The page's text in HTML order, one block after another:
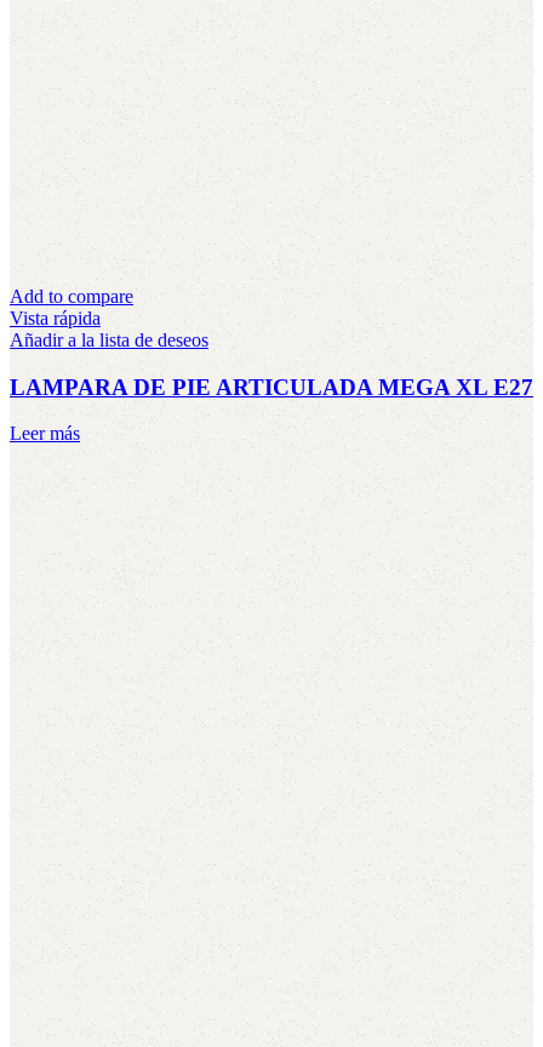
Add to compare
Vista rápida
Añadir a la lista de deseos
LAMPARA DE PIE ARTICULADA MEGA XL E27
Leer más